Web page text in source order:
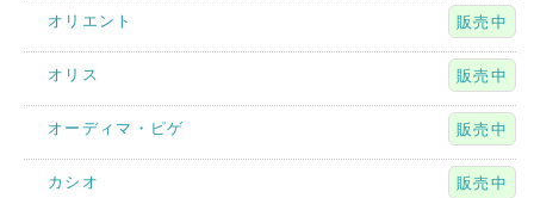
オリエント 販売中
オリス 販売中
オーディマ・ピゲ 販売中
カシオ 販売中